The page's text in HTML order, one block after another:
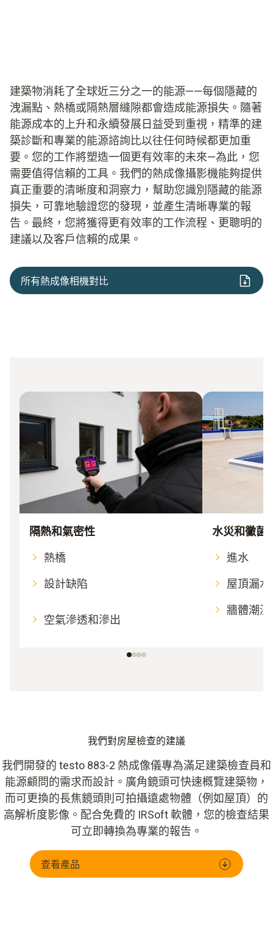
建築物消耗了全球近三分之一的能源——每個隱藏的
洩漏點、熱橋或隔熱層縫隙都會造成能源損失。隨著
能源成本的上升和永續發展日益受到重視，精準的建
築診斷和專業的能源諮詢比以往任何時候都更加重
要。您的工作將塑造一個更有效率的未來—為此，您
需要值得信賴的工具。我們的熱成像攝影機能夠提供
真正重要的清晰度和洞察力，幫助您識別隱藏的能源
損失，可靠地驗證您的發現，並產生清晰專業的報
告。最終，您將獲得更有效率的工作流程、更聰明的
建議以及客戶信賴的成果。
所有熱成像相機對比
隔熱和氣密性
熱橋
設計缺陷
空氣滲透和滲出
水災和黴菌
進水
屋頂漏水
牆體潮濕
我們對房屋檢查的建議
我們開發的 testo 883-2 熱成像儀專為滿足建築檢查員和
能源顧問的需求而設計。廣角鏡頭可快速概覽建築物，
而可更換的長焦鏡頭則可拍攝遠處物體（例如屋頂）的
高解析度影像。配合免費的 IRSoft 軟體，您的檢查結果
可立即轉換為專業的報告。
查看產品